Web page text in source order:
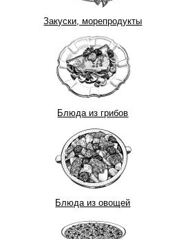
Закуски, морепродукты
Блюда из грибов
Блюда из овощей